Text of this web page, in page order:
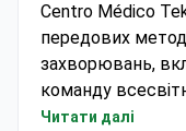
Centro Médico
передових
захворювань,
команду
серцево-
Читати далі